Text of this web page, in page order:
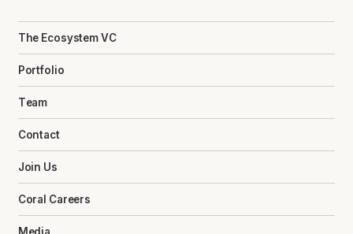
The Ecosystem VC
Portfolio
Team
Contact
Join Us
Coral Careers